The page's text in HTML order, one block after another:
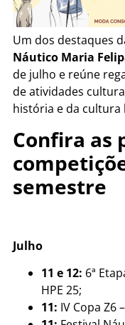
Um dos destaques
Náutico Maria
de julho e reúne
de atividades
história e da cultura
Confira as
semestre
Julho
11 e 12: 6ª
HPE 25;
11: IV Copa Z6